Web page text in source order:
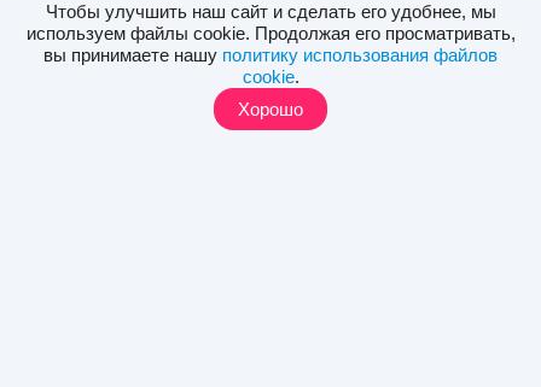
Чтобы улучшить наш сайт и сделать его удобнее, мы
используем файлы cookie. Продолжая его просматривать,
вы принимаете нашу политику использования файлов
cookie.
Хорошо